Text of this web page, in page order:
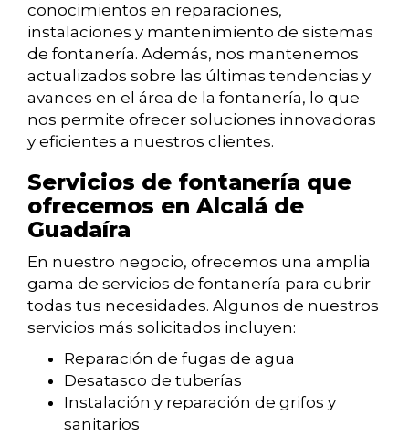
conocimientos en reparaciones,
instalaciones y mantenimiento de sistemas
de fontanería. Además, nos mantenemos
actualizados sobre las últimas tendencias y
avances en el área de la fontanería, lo que
nos permite ofrecer soluciones innovadoras
y eficientes a nuestros clientes.
Servicios de fontanería que
ofrecemos en Alcalá de
Guadaíra
En nuestro negocio, ofrecemos una amplia
gama de servicios de fontanería para cubrir
todas tus necesidades. Algunos de nuestros
servicios más solicitados incluyen:
Reparación de fugas de agua
Desatasco de tuberías
Instalación y reparación de grifos y
sanitarios